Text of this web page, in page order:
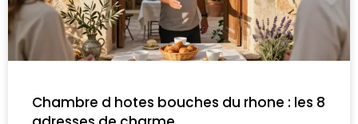
Chambre d hotes bouches du rhone : les 8